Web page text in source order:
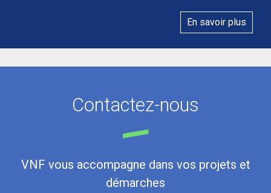
En savoir plus
Contactez-nous
VNF vous accompagne dans vos projets et
démarches